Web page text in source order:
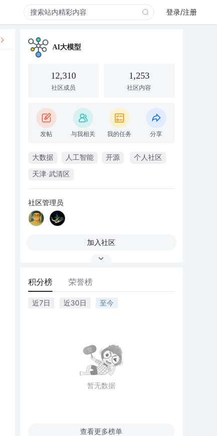
登录/注册
AI大模型
12,310
社区成员
1,253
社区内容
发帖 与我相关 我的任务 分享
大数据 人工智能 开源 个人社区
天津·武清区
社区管理员
加入社区
积分榜 荣誉榜
近7日 近30日 至今
暂无数据
查看更多榜单